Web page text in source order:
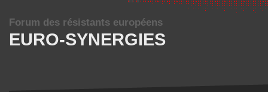
EURO-SYNERGIES
Forum des résistants européens